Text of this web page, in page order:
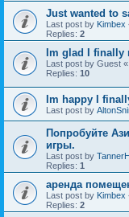
Just wanted to
Last post by Kimbex
Replies: 2
Im glad I finally
Last post by Guest «
Replies: 10
Im happy I
Last post by
Попробуйте
игры.
Last post by
Replies: 1
аренда
Last post by Kimbex
Replies: 2